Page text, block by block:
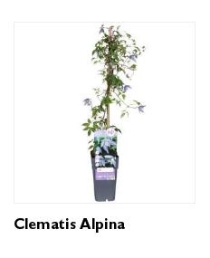
Clematis Alpina